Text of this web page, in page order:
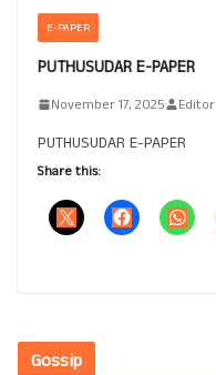
E-PAPER
PUTHUSUDAR E-PAPER
November 17, 2025 Editor
PUTHUSUDAR E-PAPER
Share this:
Gossip